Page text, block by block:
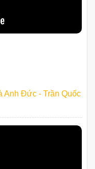
Anh Đức - Trần Quốc